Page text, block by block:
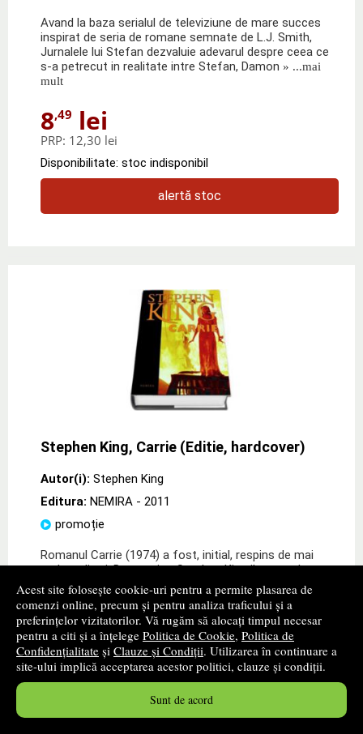
Acest site folosește cookie-uri pentru a permite plasarea de
comenzi online, precum și pentru analiza traficului și a
preferințelor vizitatorilor. Vă rugăm să alocați timpul necesar
pentru a citi și a înțelege Politica de Cookie, Politica de
Confidențialitate și Clauze și Condiții. Utilizarea în continuare a
site-ului implică acceptarea acestor politici, clauze și condiții.
Sunt de acord
Avand la baza serialul de televiziune de mare succes
inspirat de seria de romane semnate de L.J. Smith,
Jurnalele lui Stefan dezvaluie adevarul despre ceea ce
s-a petrecut in realitate intre Stefan, Damon » ...mai
mult
8,49 lei
PRP: 12,30 lei
Disponibilitate: stoc indisponibil
alertă stoc
Stephen King, Carrie (Editie, hardcover)
Autor(i): Stephen King
Editura: NEMIRA - 2011
promoție
Romanul Carrie (1974) a fost, initial, respins de mai
multe edituri. Descurajat, Stephen King il arunca la cos,
insa cea care salveaza manuscrisul este sotia sa,
Tabby, care-i recomanda cateva modificari» ...mai mult
29,50lei
PRP:44,70 lei
Disponibilitate: stoc indisponibil